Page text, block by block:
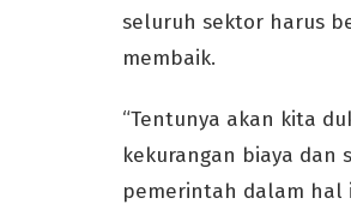
seluruh sektor harus
membaik.
“Tentunya akan kita
kekurangan biaya dan
pemerintah dalam hal